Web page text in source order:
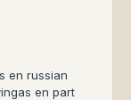
en russian
en part